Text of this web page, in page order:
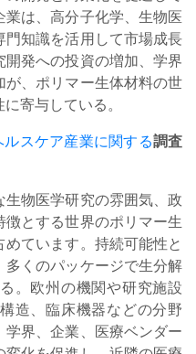
は、高分子化学、生物医
知識を活用して市場成長
発への投資の増加、学界
が、ポリマー生体材料の世
寄与している。
ルスケア産業に関する調査
物医学研究の雰囲気、政
とする世界のポリマー生
ています。持続可能性と
くのパッケージで生分解
。欧州の機関や研究施設
造、臨床機器などの分野
界、企業、医療ベンダー